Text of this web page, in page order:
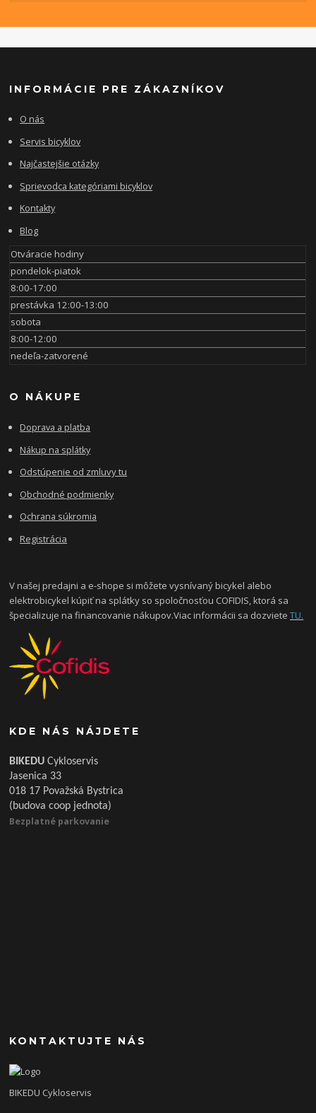
INFORMÁCIE PRE ZÁKAZNÍKOV
O nás
Servis bicyklov
Najčastejšie otázky
Sprievodca kategóriami bicyklov
Kontakty
Blog
Otváracie hodiny
pondelok-piatok
8:00-17:00
prestávka 12:00-13:00
sobota
8:00-12:00
nedeľa-zatvorené
O NÁKUPE
Doprava a platba
Nákup na splátky
Odstúpenie od zmluvy tu
Obchodné podmienky
Ochrana súkromia
Registrácia
V našej predajni a e-shope si môžete vysnívaný bicykel alebo
elektrobicykel kúpiť na splátky so spoločnosťou COFIDIS, ktorá sa
špecializuje na financovanie nákupov.Viac informácii sa dozvieteTU.
KDE NÁS NÁJDETE
BIKEDUCykloservis
Jasenica 33
018 17 Považská Bystrica
(budova coop jednota)
Bezplatné parkovanie
KONTAKTUJTE NÁS
BIKEDU Cykloservis